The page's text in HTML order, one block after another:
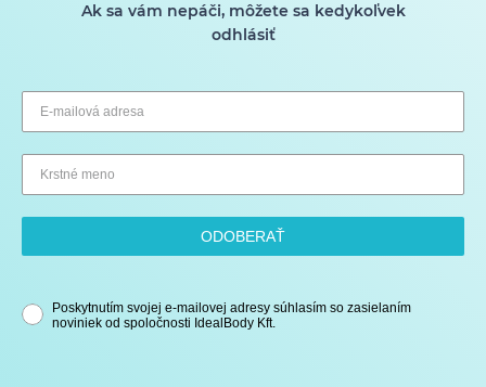
Ak sa vám nepáči, môžete sa kedykoľvek
odhlásiť
ODOBERAŤ
Poskytnutím svojej e-mailovej adresy súhlasím so zasielaním
noviniek od spoločnosti IdealBody Kft.